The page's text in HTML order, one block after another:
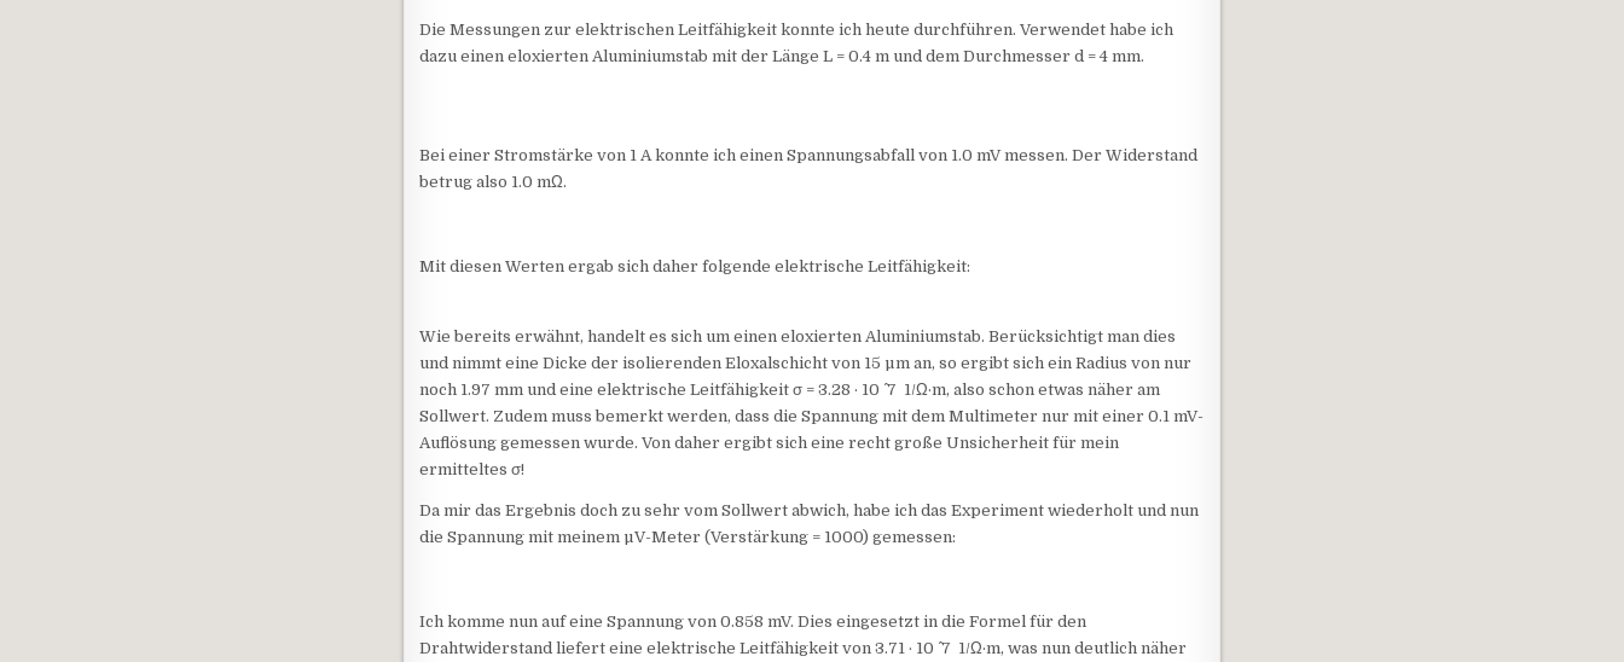
Die Messungen zur elektrischen Leitfähigkeit konnte ich heute durchführen. Verwendet habe ich
dazu einen eloxierten Aluminiumstab mit der Länge L = 0.4 m und dem Durchmesser d = 4 mm.
Bei einer Stromstärke von 1 A konnte ich einen Spannungsabfall von 1.0 mV messen. Der Widerstand
betrug also 1.0 mΩ.
Mit diesen Werten ergab sich daher folgende elektrische Leitfähigkeit:
Wie bereits erwähnt, handelt es sich um einen eloxierten Aluminiumstab. Berücksichtigt man dies
und nimmt eine Dicke der isolierenden Eloxalschicht von 15 µm an, so ergibt sich ein Radius von nur
noch 1.97 mm und eine elektrische Leitfähigkeit σ = 3.28 · 10 ^ 7 1/Ω·m, also schon etwas näher am
Sollwert. Zudem muss bemerkt werden, dass die Spannung mit dem Multimeter nur mit einer 0.1 mV-
Auflösung gemessen wurde. Von daher ergibt sich eine recht große Unsicherheit für mein
ermitteltes σ!
Da mir das Ergebnis doch zu sehr vom Sollwert abwich, habe ich das Experiment wiederholt und nun
die Spannung mit meinem µV-Meter (Verstärkung = 1000) gemessen:
Ich komme nun auf eine Spannung von 0.858 mV. Dies eingesetzt in die Formel für den
Drahtwiderstand liefert eine elektrische Leitfähigkeit von 3.71 · 10 ^ 7 1/Ω·m, was nun deutlich näher